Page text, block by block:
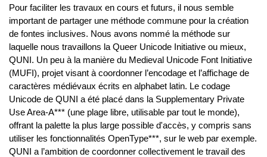
Pour faciliter les travaux en cours et futurs, il nous semble
important de partager une méthode commune pour la création
de fontes inclusives. Nous avons nommé la méthode sur
laquelle nous travaillons la Queer Unicode Initiative ou mieux,
QUNI. Un peu à la manière du Medieval Unicode Font Initiative
(MUFI), projet visant à coordonner l’encodage et l’affichage de
caractères médiévaux écrits en alphabet latin. Le codage
Unicode de QUNI a été placé dans la Supplementary Private
Use Area-A*** (une plage libre, utilisable par tout le monde),
offrant la palette la plus large possible d'accès, y compris sans
utiliser les fonctionnalités OpenType***, sur le web par exemple.
QUNI a l’ambition de coordonner collectivement le travail des